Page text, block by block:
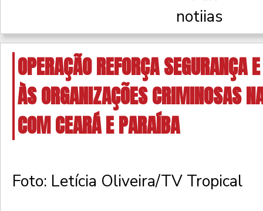
OPERAÇÃO REFORÇA SEGURANÇA
ÀS ORGANIZAÇÕES CRIMINOSAS
COM CEARÁ E PARAÍBA
Foto: Letícia Oliveira/TV Tropical